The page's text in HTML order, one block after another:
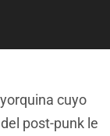
cuyo
post-punk le